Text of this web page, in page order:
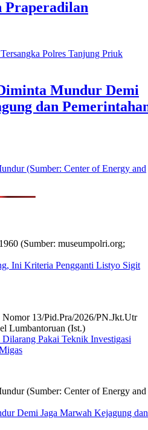
Praperadilan
Mundur Demi
dan
Ini Kriteria Pengganti Listyo Sigit
Pakai Teknik Investigasi
Demi Jaga Marwah Kejagung dan